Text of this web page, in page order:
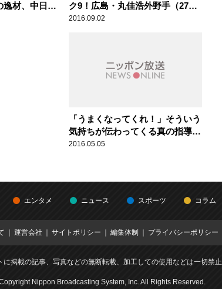
逸材、中日・
手（27
ク9！広島・丸佳浩外野手（27
歳） スポーツ人間模様
2016.09.02
「うまくなってくれ！」そういう
気持ちが伝わってくる真の指導
者！阪神・掛布雅之2軍監督（60
2016.05.05
エンタメ ニュース スポーツ コラム
運営会社 サイトポリシー 編集体制 プライバシーポリシー
に掲載の記事、写真などの無断転載、加工しての使用などは一切禁止
Nippon Broadcasting System, Inc. All Rights Reserved.